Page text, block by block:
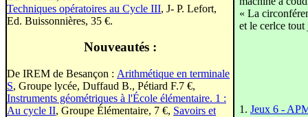
Techniques opératoires au Cycle III, J- P. Lefort,
Ed. Buissonnières, 35 €.
Nouveautés :
De IREM de Besançon : Arithmétique en terminale
S, Groupe lycée, Duffaud B., Pétiard F.7 €,
Instruments géométriques à l'École élémentaire. 1 :
Au cycle II, Groupe Élémentaire, 7 €, Savoirs et
« La
et le cerlce
1. Jeux 6 -